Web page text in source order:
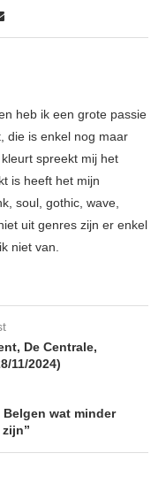
heb ik een grote passie
die is enkel nog maar
spreekt mij het
is heeft het mijn
soul, gothic, wave,
uit genres zijn er enkel
niet van.
De Centrale,
11/2024)
Belgen wat minder